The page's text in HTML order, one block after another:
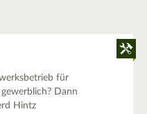
für
Dann
Hintz